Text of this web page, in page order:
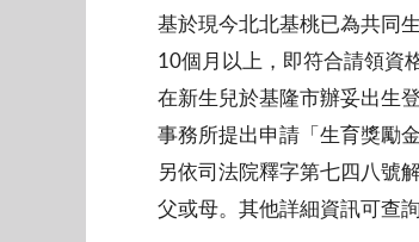
基於現今北北基桃已為共同
10個月以上，即符合請領資格
在新生兒於基隆市辦妥出生
事務所提出申請「生育獎勵金
另依司法院釋字第七四八號
父或母。其他詳細資訊可查